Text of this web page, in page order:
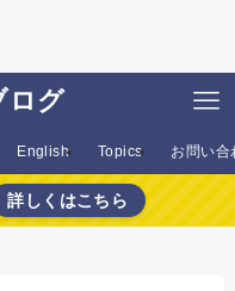
ログ
English Topics お問い合
詳しくはこちら